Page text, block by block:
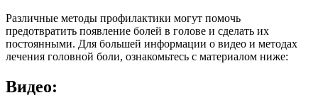
Различные методы профилактики могут помочь
предотвратить появление болей в голове и сделать их
постоянными. Для большей информации о видео и методах
лечения головной боли, ознакомьтесь с материалом ниже:
Видео: